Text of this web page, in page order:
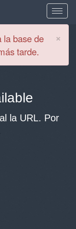
×
la base de
tarde.
la URL. Por